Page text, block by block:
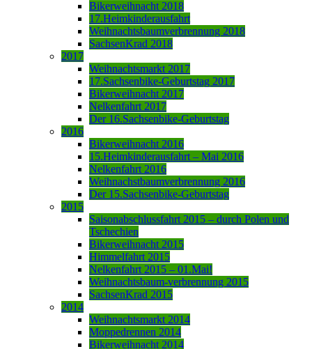
Bikerweihnacht 2018
17.Heimkinderausfahrt
Weihnachtsbaumverbrennung 2018
SachsenKrad 2018
2017
Weihnachtsmarkt 2017
17.Sachsenbike-Geburtstag 2017
Bikerweihnacht 2017
Nelkenfahrt 2017
Der 16.Sachsenbike-Geburtstag
2016
Bikerweihnacht 2016
15.Heimkinderausfahrt – Mai 2016
Nelkenfahrt 2016
Weihnachstbaumverbrennung 2016
Der 15.Sachsenbike-Geburtstag
2015
Saisonabschlussfahrt 2015 – durch Polen und
Tschechien
Bikerweihnacht 2015
Himmelfahrt 2015
Nelkenfahrt 2015 – 01.Mai!
Weihnachtsbaum-verbrennung 2015
SachsenKrad 2015
2014
Weihnachtsmarkt 2014
Moppedrennen 2014
Bikerweihnacht 2014